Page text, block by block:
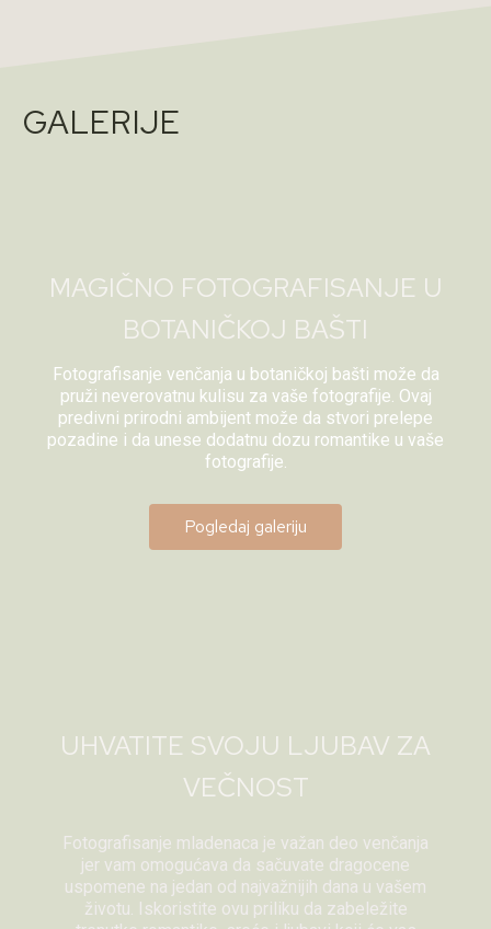
GALERIJE
MAGIČNO FOTOGRAFISANJE U
BOTANIČKOJ BAŠTI
Fotografisanje venčanja u botaničkoj bašti može da
pruži neverovatnu kulisu za vaše fotografije. Ovaj
predivni prirodni ambijent može da stvori prelepe
pozadine i da unese dodatnu dozu romantike u vaše
fotografije.
Pogledaj galeriju
UHVATITE SVOJU LJUBAV ZA
VEČNOST
Fotografisanje mladenaca je važan deo venčanja
jer vam omogućava da sačuvate dragocene
uspomene na jedan od najvažnijih dana u vašem
životu. Iskoristite ovu priliku da zabeležite